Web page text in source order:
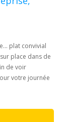
plat convivial
place dans de
de voir
votre journée